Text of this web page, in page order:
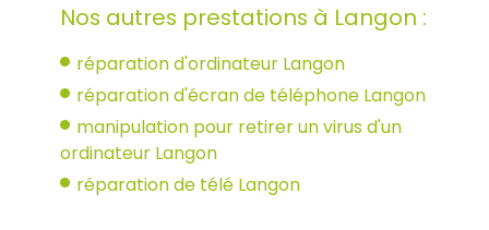
Nos autres prestations à Langon :
réparation d'ordinateur Langon
réparation d'écran de téléphone Langon
manipulation pour retirer un virus d'un
ordinateur Langon
réparation de télé Langon